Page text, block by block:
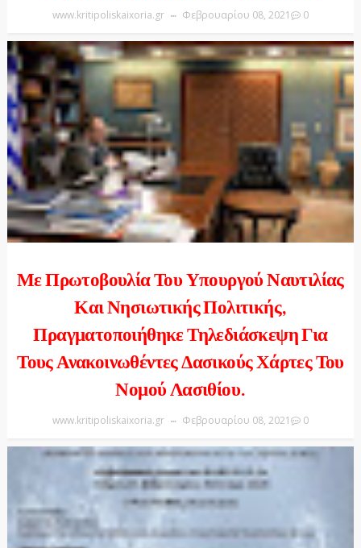
www.kritipoliskaixoria.gr Φεβρουαρίου 08, 2021 0
Με Πρωτοβουλία Του Υπουργού Ναυτιλίας
Και Νησιωτικής Πολιτικής,
Πραγματοποιήθηκε Τηλεδιάσκεψη Για
Τους Ανακοινωθέντες Δασικούς Χάρτες Του
Νομού Λασιθίου.
www.kritipoliskaixoria.gr Φεβρουαρίου 08, 2021 0